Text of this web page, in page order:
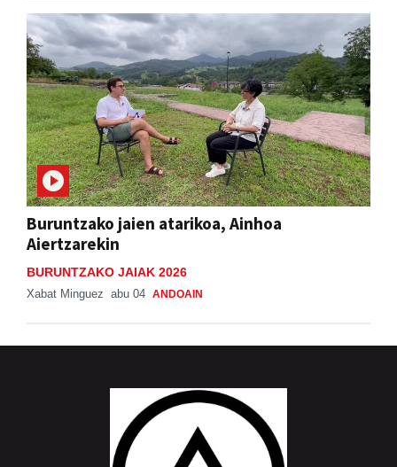
Buruntzako jaien atarikoa, Ainhoa
Aiertzarekin
BURUNTZAKO JAIAK 2026
Xabat Minguez abu 04 ANDOAIN